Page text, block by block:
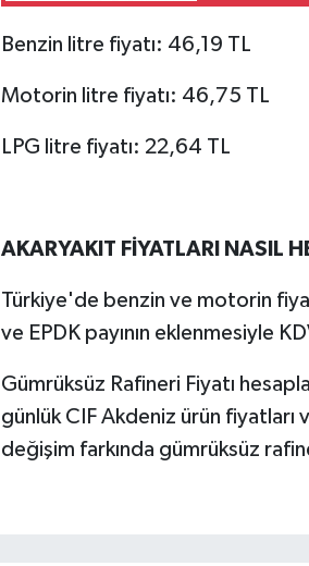
Benzin litre fiyatı: 46,19 TL
Motorin litre fiyatı: 46,75 TL
LPG litre fiyatı: 22,64 TL
AKARYAKIT FİYATLARI NASIL
Türkiye'de benzin ve motorin
ve EPDK payının eklenmesiyle
Gümrüksüz Rafineri Fiyatı
günlük CIF Akdeniz ürün
değişim farkında gümrüksüz